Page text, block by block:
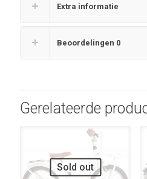
Extra informatie
Beoordelingen 0
Gerelateerde
Sold out